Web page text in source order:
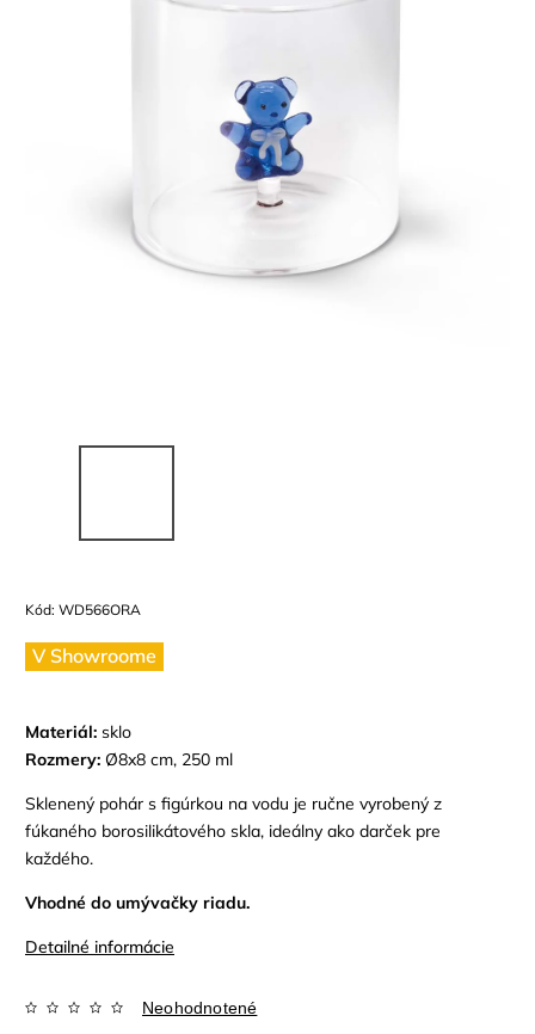
Kód: WD566ORA
V Showroome
Materiál: sklo
Rozmery: Ø8x8 cm, 250 ml
Sklenený pohár s figúrkou na vodu je ručne vyrobený z
fúkaného borosilikátového skla, ideálny ako darček pre
každého.
Vhodné do umývačky riadu.
Detailné informácie
Neohodnotené